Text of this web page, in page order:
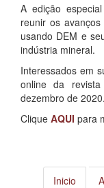
A edição
reunir os
usando DEM e
indústria mineral.
Interessados em
online da
dezembro de 2020.
Clique AQUI para
Inicio